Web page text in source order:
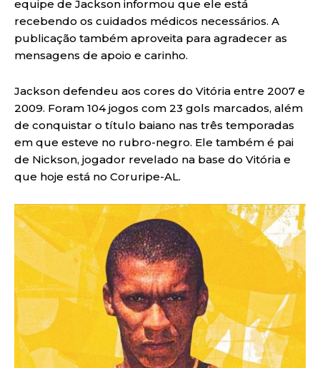
equipe de Jackson informou que ele está
recebendo os cuidados médicos necessários. A
publicação também aproveita para agradecer as
mensagens de apoio e carinho.
Jackson defendeu aos cores do Vitória entre 2007 e
2009. Foram 104 jogos com 23 gols marcados, além
de conquistar o título baiano nas três temporadas
em que esteve no rubro-negro. Ele também é pai
de Nickson, jogador revelado na base do Vitória e
que hoje está no Coruripe-AL.